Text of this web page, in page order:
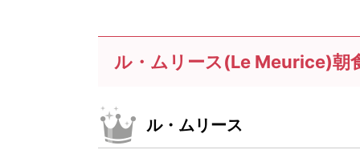
ル・ムリース(Le Meurice)朝
ル・ムリース